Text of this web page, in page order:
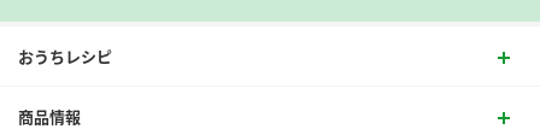
おうちレシピ
商品情報